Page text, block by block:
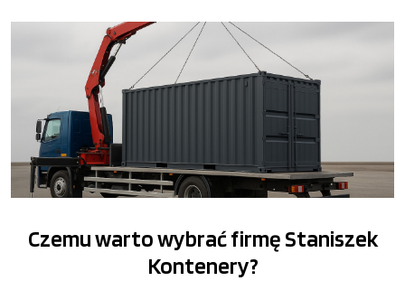
Czemu warto wybrać firmę Staniszek
Kontenery?